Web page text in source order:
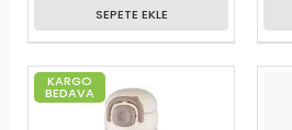
SEPETE EKLE
KARGO
BEDAVA